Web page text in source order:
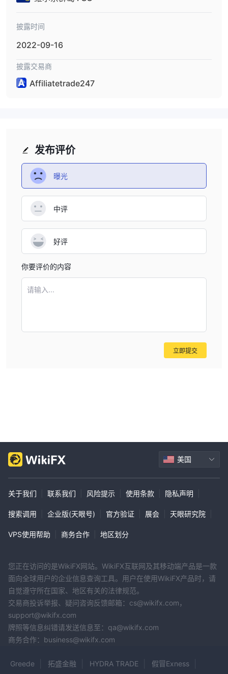
披露时间
2022-09-16
披露交易商
Affiliatetrade247
发布评价
曝光
中评
好评
你要评价的内容
请输入...
立即提交
美国
关于我们 联系我们 风险提示 使用条款 隐私声明
搜索调用 企业版(天眼号) 官方验证 展会 天眼研究院
VPS使用帮助 商务合作 地区划分
您正在访问的是WikiFX网站。WikiFX互联网及其移动端产品是一款
面向全球用户的企业信息查询工具。用户在使用WikiFX产品时，请
自觉遵守所在国家、地区有关的法律规范。
交易商投诉举报、疑问咨询反馈邮箱：cs@wikifx.com，
support@wikifx.com
牌照等信息纠错请发送信息至：qa@wikifx.com
商务合作：business@wikifx.com
Greede 拓盛金融 HYDRA TRADE 假冒Exness